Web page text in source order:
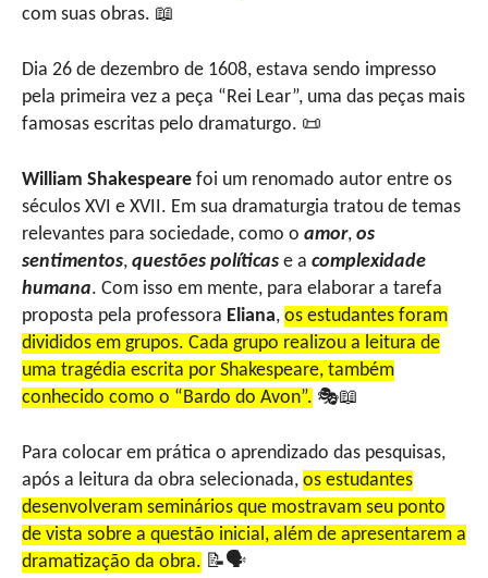
com suas obras. 📖
Dia 26 de dezembro de 1608, estava sendo impresso
pela primeira vez a peça “Rei Lear”, uma das peças mais
famosas escritas pelo dramaturgo. 📜
William Shakespeare foi um renomado autor entre os
séculos XVI e XVII. Em sua dramaturgia tratou de temas
relevantes para sociedade, como o amor, os
sentimentos, questões políticas e a complexidade
humana. Com isso em mente, para elaborar a tarefa
proposta pela professora Eliana, os estudantes foram
divididos em grupos. Cada grupo realizou a leitura de
uma tragédia escrita por Shakespeare, também
conhecido como o “Bardo do Avon”. 🎭📖
Para colocar em prática o aprendizado das pesquisas,
após a leitura da obra selecionada, os estudantes
desenvolveram seminários que mostravam seu ponto
de vista sobre a questão inicial, além de apresentarem a
dramatização da obra. 📝🗣